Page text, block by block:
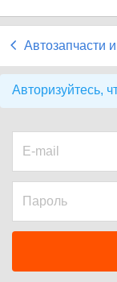
Автозапчасти
Авторизуйтесь,